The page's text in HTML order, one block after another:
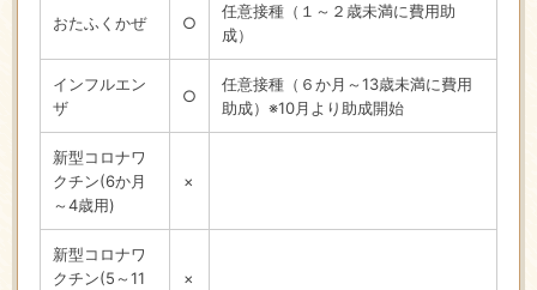
おたふくかぜ ○
任意接種（１～２歳未満に費用助
成）
インフルエン
ザ
○
任意接種（６か月～13歳未満に費用
助成）※10月より助成開始
新型コロナワ
クチン(6か月
～4歳用)
×
新型コロナワ
クチン(5～11
×